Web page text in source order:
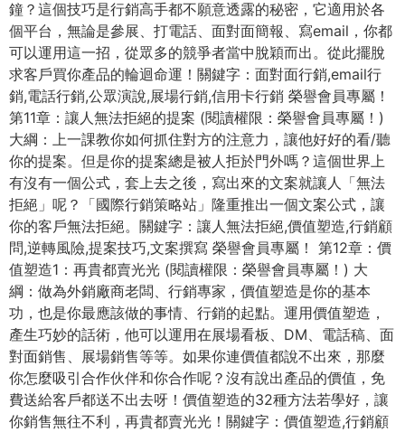
鐘？這個技巧是行銷高手都不願意透露的秘密，它適用於各
個平台，無論是參展、打電話、面對面簡報、寫email，你都
可以運用這一招，從眾多的競爭者當中脫穎而出。從此擺脫
求客戶買你產品的輪迴命運！關鍵字：面對面行銷,email行
銷,電話行銷,公眾演說,展場行銷,信用卡行銷 榮譽會員專屬！
第11章：讓人無法拒絕的提案 (閱讀權限：榮譽會員專屬！)
大綱：上一課教你如何抓住對方的注意力，讓他好好的看/聽
你的提案。但是你的提案總是被人拒於門外嗎？這個世界上
有沒有一個公式，套上去之後，寫出來的文案就讓人「無法
拒絕」呢？「國際行銷策略站」隆重推出一個文案公式，讓
你的客戶無法拒絕。關鍵字：讓人無法拒絕,價值塑造,行銷顧
問,逆轉風險,提案技巧,文案撰寫 榮譽會員專屬！ 第12章：價
值塑造1：再貴都賣光光 (閱讀權限：榮譽會員專屬！) 大
綱：做為外銷廠商老闆、行銷專家，價值塑造是你的基本
功，也是你最應該做的事情、行銷的起點。運用價值塑造，
產生巧妙的話術，他可以運用在展場看板、DM、電話稿、面
對面銷售、展場銷售等等。如果你連價值都說不出來，那麼
你怎麼吸引合作伙伴和你合作呢？沒有說出產品的價值，免
費送給客戶都送不出去呀！價值塑造的32種方法若學好，讓
你銷售無往不利，再貴都賣光光！關鍵字：價值塑造,行銷顧